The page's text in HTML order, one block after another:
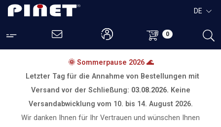
0
DE
🌞 Sommerpause 2026 🌊
Letzter Tag für die Annahme von Bestellungen mit
Versand vor der Schließung: 03.08.2026. Keine
Versandabwicklung vom 10. bis 14. August 2026.
Wir danken Ihnen für Ihr Vertrauen und wünschen Ihnen